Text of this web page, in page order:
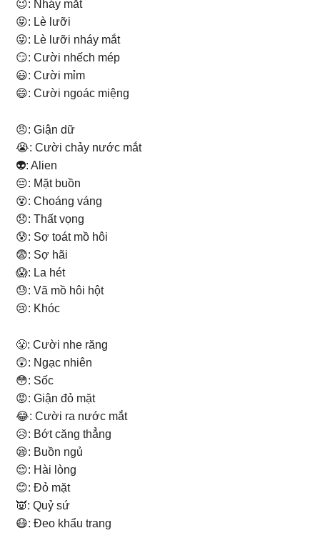
😉: Nháy mắt
😝: Lè lưỡi
😜: Lè lưỡi nháy mắt
😏: Cười nhếch mép
😃: Cười mỉm
😄: Cười ngoác miệng
😠: Giận dữ
😭: Cười chảy nước mắt
👽: Alien
😔: Mặt buồn
😵: Choáng váng
😞: Thất vọng
😰: Sợ toát mồ hôi
😨: Sợ hãi
😱: La hét
😓: Vã mồ hôi hột
😢: Khóc
😤: Cười nhe răng
😲: Ngạc nhiên
😳: Sốc
😡: Giận đỏ mặt
😂: Cười ra nước mắt
😥: Bớt căng thẳng
😪: Buồn ngủ
😌: Hài lòng
😊: Đỏ mặt
👿: Quỷ sứ
😷: Đeo khẩu trang